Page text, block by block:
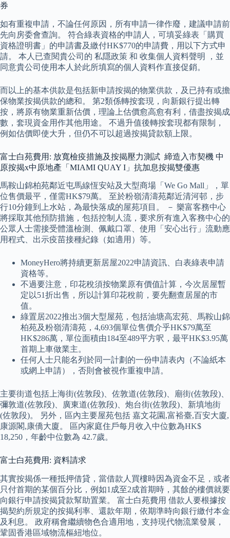
券
如有重複申請，不論任何原因，所有申請一律作廢，建議申請前
先向房委會查詢。 符合綠表資格的申請人，可填妥綠表「購買
資格證明書」的申請書及繳付HK$770的申請費，用以下方式申
請。 本人已查閱貴公司的 私隱政策 和 收集個人資料聲明 ，並
同意貴公司使用本人於此所填寫的個人資料作直接促銷。
而以上的基本供款是包括新申請按揭的物業供款，及已持有或擔
保物業按揭供款的總和。 第2類係轉按套現，向新銀行提出轉
按，將原有物業重新估價，理論上估價愈高愈有利，借盡按揭成
數，套現資金用作其他用途。 不過升值後轉按套現都有限制，
例如估價即使大升，但仍不可以超過按揭貸款額上限。
富士白苑費用: 放寬檢疫措施及按揭壓力測試 締造入市契機 中
原按揭x中原地產「MIAMI QUAY I」抗加息按揭雙優惠
馬鞍山錦柏苑鄰近屯馬線恆安站及大型商場「We Go Mall」，單
位售價最平，僅需HK$79萬。 至於粉嶺清濤苑鄰近清河邨，步
行10分鐘到上水站，為最快落成的屋苑項目。 － 樂富客務中心
將採取其他預防措施，包括控制人流，要求所有進入客務中心的
公眾人士需接受體溫檢測、佩戴口罩、使用「安心出行」流動應
用程式、出示疫苗接種紀錄（如適用）等。
MoneyHero將持續更新居屋2022申請資訊、白表綠表申請
資格等。
不過要注意，印花稅須按物業原有價值計算，今次居屋暫
定以51折出售，所以計算印花稅前，要先翻查居屋的市
值。
綠置居2022推出3個大型屋苑，包括油塘高宏苑、馬鞍山錦
柏苑及粉嶺清濤苑，4,693個單位售價介乎HK$79萬至
HK$286萬，單位面積由184至489平方呎，最平HK$3.95萬
首期上車做業主。
任何人士只能名列於同一計劃的一份申請表內（不論紙本
或網上申請），否則會被視作重複申請。
主要街道包括上海街(佐敦段)、佐敦道(佐敦段)、廟街(佐敦段)、
彌敦道(佐敦段)、廣東道(佐敦段)、炮台街(佐敦段)、新填地街
(佐敦段)。 另外，區內主要屋苑包括 嘉文花園,富裕臺,百安大廈,
康源閣,康僑大廈。 區內家庭住戶每月收入中位數為HK$
18,250，年齡中位數為 42.7歲。
富士白苑費用: 資料請求
其實按揭係一種抵押借貸，當借款人買樓時因為資金不足，或者
只付首期的某個百分比，例如1成至2成首期時，其餘的樓價就要
向銀行申請按揭貸款幫助置業。 富士白苑費用 借款人要根據按
揭契約所規定的按揭利率、還款年期，依期準時向銀行繳付本金
及利息。 政府稱會繼續物色合適用地，支持現代物流業發展，
鞏固香港區域物流樞紐地位。